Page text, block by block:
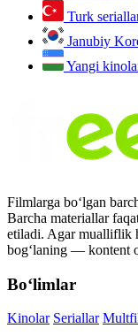
Turk
Janubiy
Yangi
Filmlarga bo‘lgan
Barcha materiallar
etiladi. Agar mualliflik
bog‘laning — kontent
Bo‘limlar
Kinolar Seriallar